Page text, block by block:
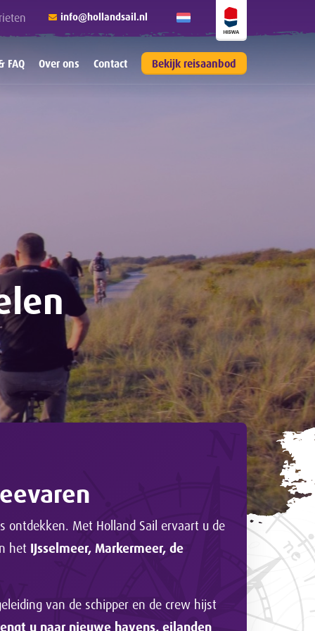
info@hollandsail.nl
FAQ Over ons Contact Bekijk reisaanbod
ontdekken. Met Holland Sail ervaart u de
het IJsselmeer, Markermeer, de
van de schipper en de crew hijst
u naar nieuwe havens, eilanden